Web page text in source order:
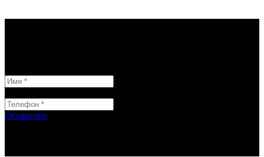
Отправить